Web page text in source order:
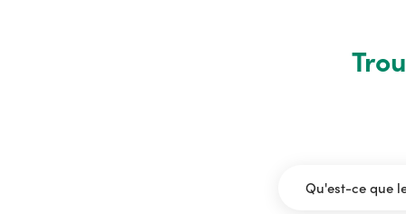
Qu'est-ce que